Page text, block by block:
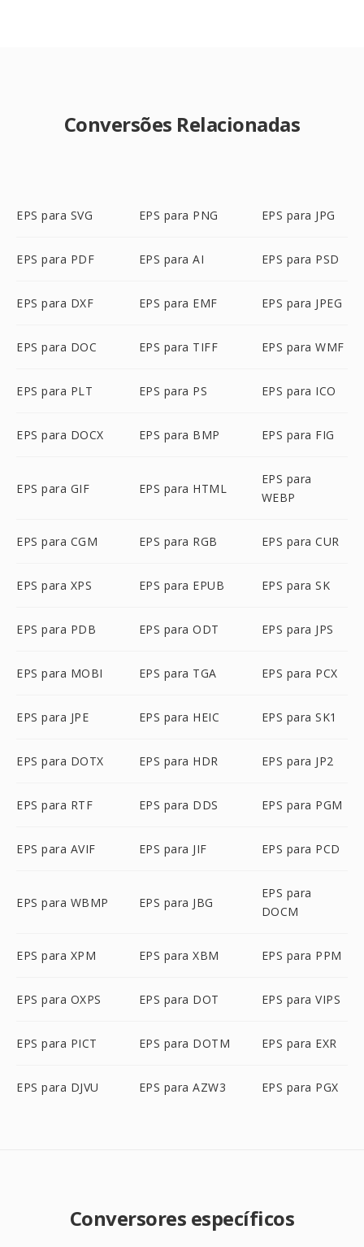
Conversões Relacionadas
EPS para SVG EPS para PNG EPS para JPG
EPS para PDF EPS para AI EPS para PSD
EPS para DXF EPS para EMF EPS para JPEG
EPS para DOC EPS para TIFF EPS para WMF
EPS para PLT EPS para PS EPS para ICO
EPS para DOCX EPS para BMP EPS para FIG
EPS para GIF EPS para HTML
EPS para
WEBP
EPS para CGM EPS para RGB EPS para CUR
EPS para XPS EPS para EPUB EPS para SK
EPS para PDB EPS para ODT EPS para JPS
EPS para MOBI EPS para TGA EPS para PCX
EPS para JPE EPS para HEIC EPS para SK1
EPS para DOTX EPS para HDR EPS para JP2
EPS para RTF EPS para DDS EPS para PGM
EPS para AVIF EPS para JIF EPS para PCD
EPS para WBMP EPS para JBG
EPS para
DOCM
EPS para XPM EPS para XBM EPS para PPM
EPS para OXPS EPS para DOT EPS para VIPS
EPS para PICT EPS para DOTM EPS para EXR
EPS para DJVU EPS para AZW3 EPS para PGX
Conversores específicos